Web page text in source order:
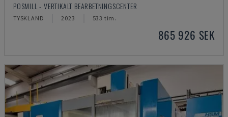
POSMILL - VERTIKALT BEARBETNINGSCENTER
TYSKLAND 2023 533 tim.
865 926 SEK